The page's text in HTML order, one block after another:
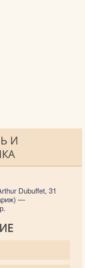
И
Dubuffet, 31
—